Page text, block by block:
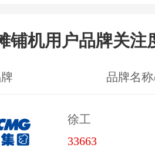
铺机用户品牌关注
品牌名
徐工
33663